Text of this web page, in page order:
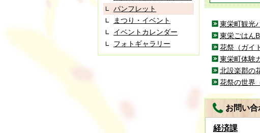
パンフレット
まつり・イベント
イベントカレンダー
フォトギャラリー
東栄町観光
東栄ごはん
花祭（ガイ
東栄町体験
北設楽郡の
花祭の世界
お問い
経済課